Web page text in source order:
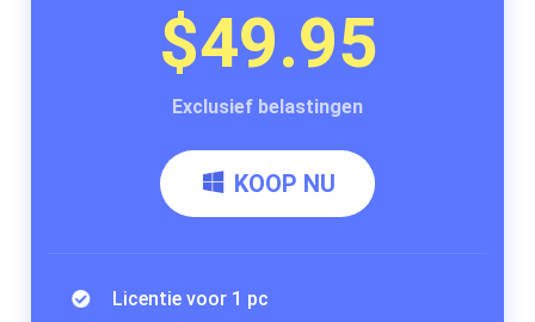
$49.95
Exclusief belastingen
KOOP NU
Licentie voor 1 pc